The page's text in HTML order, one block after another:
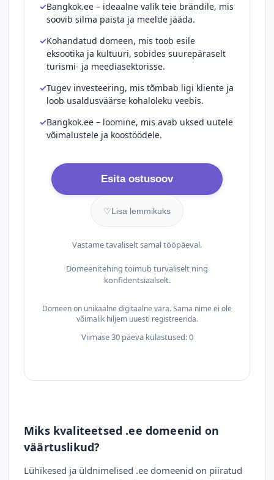
Bangkok.ee – ideaalne valik teie brändile, mis
soovib silma paista ja meelde jääda.
Kohandatud domeen, mis toob esile
eksootika ja kultuuri, sobides suurepäraselt
turismi- ja meediasektorisse.
Tugev investeering, mis tõmbab ligi kliente ja
loob usaldusväärse kohaloleku veebis.
Bangkok.ee – loomine, mis avab uksed uutele
võimalustele ja koostöödele.
Esita ostusoov
♡Lisa lemmikuks
Vastame tavaliselt samal tööpäeval.
Domeenitehing toimub turvaliselt ning
konfidentsiaalselt.
Domeen on unikaalne digitaalne vara. Sama nime ei ole
võimalik hiljem uuesti registreerida.
Viimase 30 päeva külastused: 0
Miks kvaliteetsed .ee domeenid on
väärtuslikud?
Lühikesed ja üldnimelised .ee domeenid on piiratud